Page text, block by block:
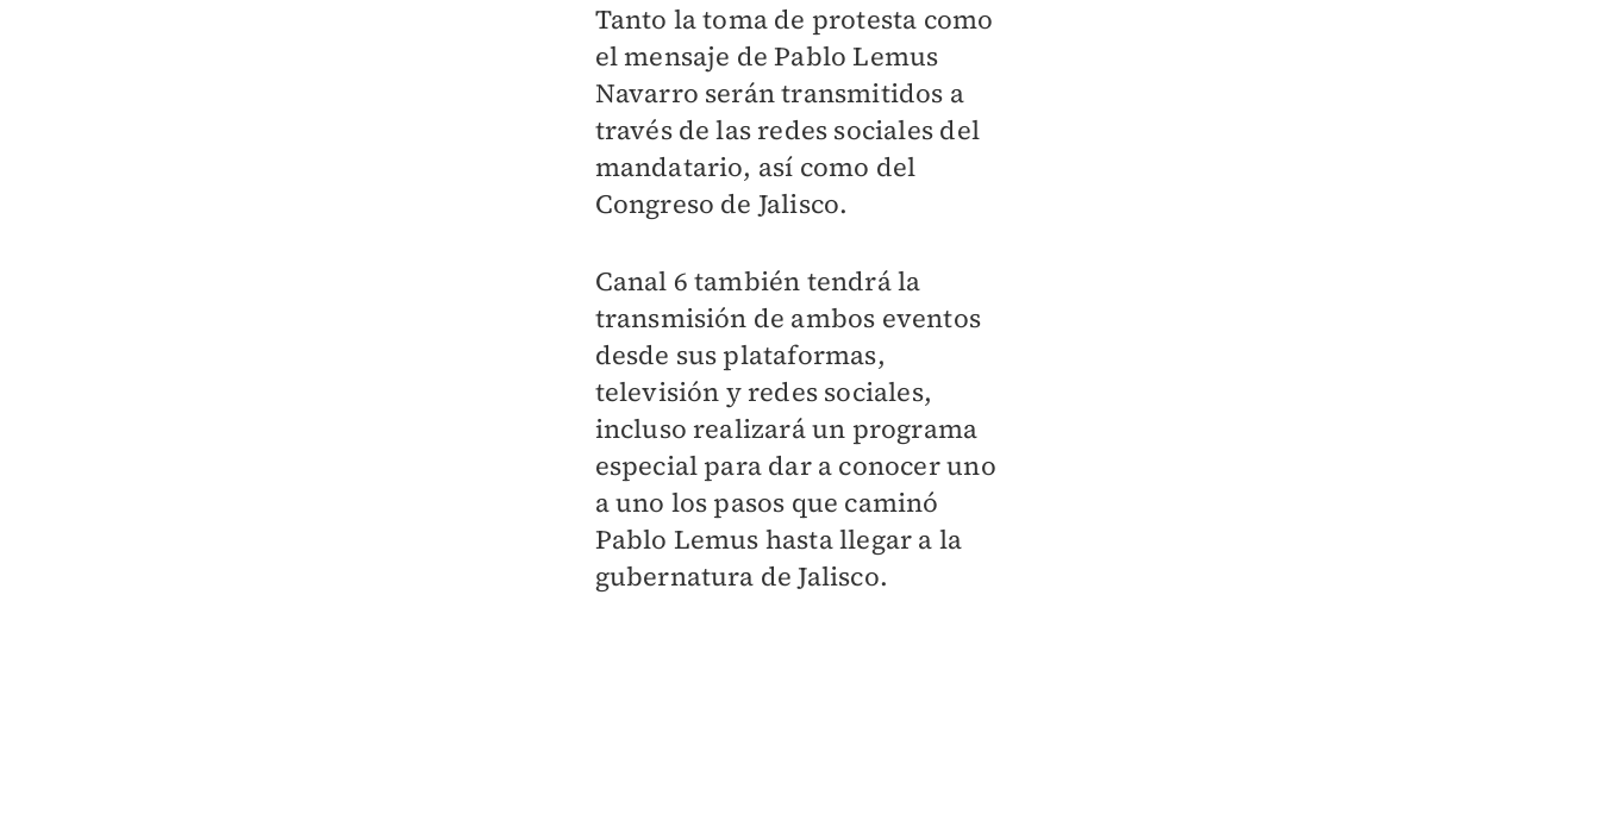
Tanto la toma de protesta como
el mensaje de Pablo Lemus
Navarro serán transmitidos a
través de las redes sociales del
mandatario, así como del
Congreso de Jalisco.
Canal 6 también tendrá la
transmisión de ambos eventos
desde sus plataformas,
televisión y redes sociales,
incluso realizará un programa
especial para dar a conocer uno
a uno los pasos que caminó
Pablo Lemus hasta llegar a la
gubernatura de Jalisco.